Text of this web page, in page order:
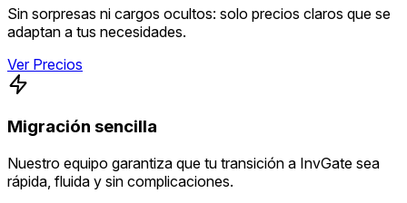
Sin sorpresas ni cargos ocultos: solo precios claros que se
adaptan a tus necesidades.
Ver Precios
Migración sencilla
Nuestro equipo garantiza que tu transición a InvGate sea
rápida, fluida y sin complicaciones.